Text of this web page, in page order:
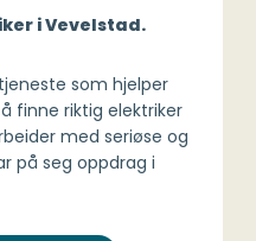
i Vevelstad.
som hjelper
finne riktig elektriker
med seriøse og
på seg oppdrag i